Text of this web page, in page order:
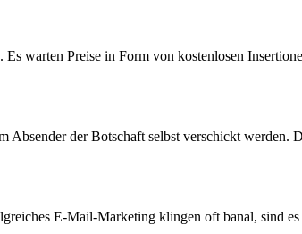
warten Preise in Form von kostenlosen
der Botschaft selbst verschickt werden.
E-Mail-Marketing klingen oft banal, sind es